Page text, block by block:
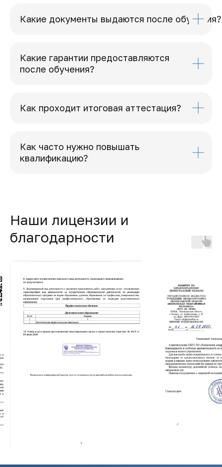
Какие документы выдаются после обучения?
Какие гарантии предоставляются
после обучения?
Как проходит итоговая аттестация?
Как часто нужно повышать
квалификацию?
Наши лицензии и
благодарности